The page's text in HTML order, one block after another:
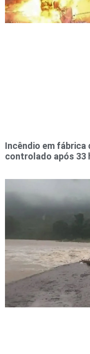
Incêndio em fábrica
controlado após 33